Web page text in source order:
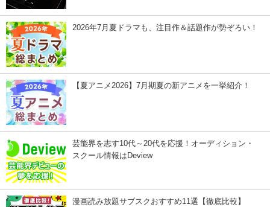
2026年7月夏ドラマも、注目作＆話題作が勢ぞろい！
【夏アニメ2026】7月期夏の新アニメを一挙紹介！
芸能界を志す10代～20代を応援！オーディション・
スクール情報はDeview
漫画読み放題サブスクおすすめ11選【徹底比較】